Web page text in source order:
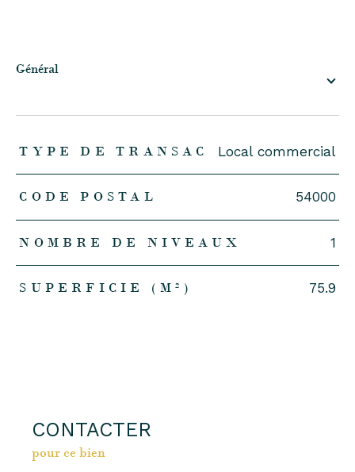
général
TRAD_ZEPHYR_Caracteristique TRAD_ZEPHYR_Valeurs
TYPE DE TRANSAC Local commercial
CODE POSTAL 54000
NOMBRE DE NIVEAUX 1
SUPERFICIE (M²) 75.9
CONTACTER
pour ce bien